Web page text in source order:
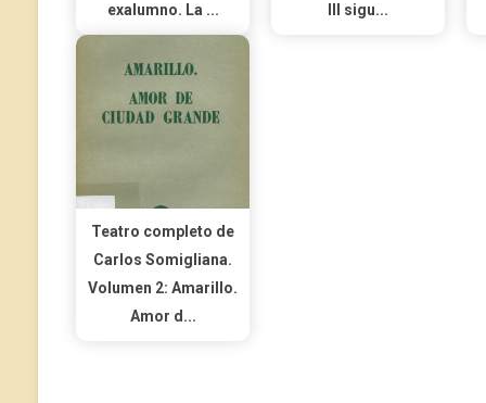
exalumno. La ...
III sigu...
Teatro completo de
Carlos Somigliana.
Volumen 2: Amarillo.
Amor d...